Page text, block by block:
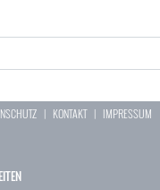
| KONTAKT| IMPRESSUM